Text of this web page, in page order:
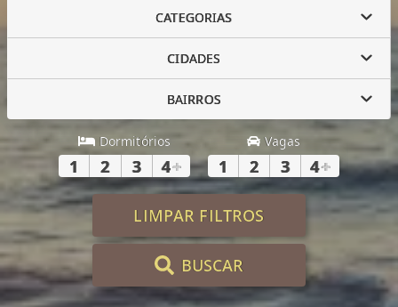
CATEGORIAS
CIDADES
BAIRROS
Dormitórios
1 2 3 4+
Vagas
1 2 3 4+
LIMPAR FILTROS
BUSCAR